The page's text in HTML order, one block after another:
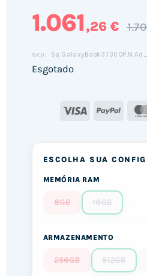
1.061,26 €
SKU:
Esgotado
Visa
ESCOLHA SUA
MEMÓRIA RAM
8GB 16GB
ARMAZENAMENTO
256GB 512GB